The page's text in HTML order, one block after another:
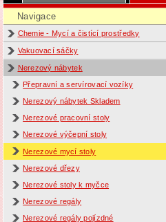
Navigace
Chemie - Mycí a čistící prostředky
Vakuovací sáčky
Nerezový nábytek
Přepravní a servírovací vozíky
Nerezový nábytek Skladem
Nerezové pracovní stoly
Nerezové výčepní stoly
Nerezové mycí stoly
Nerezové dřezy
Nerezové stoly k myčce
Nerezové regály
Nerezové regály pojízdné